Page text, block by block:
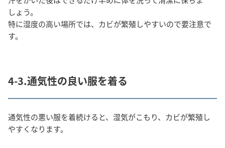
しょう。
特に湿度の高い場所では、カビが繁殖しやすいので要注意で
す。
4-3.通気性の良い服を着る
通気性の悪い服を着続けると、湿気がこもり、カビが繁殖し
やすくなります。